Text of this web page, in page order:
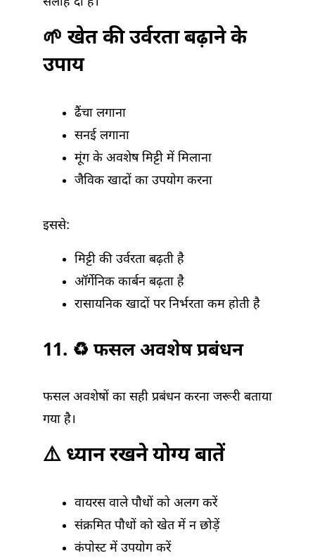
🌱 खेत की उर्वरता बढ़ाने के
उपाय
ढैंचा लगाना
सनई लगाना
मूंग के अवशेष मिट्टी में मिलाना
जैविक खादों का उपयोग करना
इससे:
मिट्टी की उर्वरता बढ़ती है
ऑर्गेनिक कार्बन बढ़ता है
रासायनिक खादों पर निर्भरता कम होती है
11. ♻️ फसल अवशेष प्रबंधन
फसल अवशेषों का सही प्रबंधन करना जरूरी बताया
गया है।
⚠️ ध्यान रखने योग्य बातें
वायरस वाले पौधों को अलग करें
संक्रमित पौधों को खेत में न छोड़ें
कंपोस्ट में उपयोग करें